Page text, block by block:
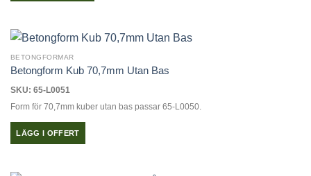
väljas
på
produktsidan
produkten
flera
De
olika
alternativen
kan
BETONGFORMAR
Betongform Kub 70,7mm Utan Bas
SKU: 65-L0051
Form för 70,7mm kuber utan bas passar 65-L0050.
LÄGG I OFFERT